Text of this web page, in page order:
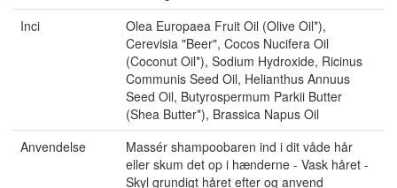
Inci
Olea Europaea Fruit Oil (Olive Oil*),
Cerevisia "Beer", Cocos Nucifera Oil
(Coconut Oil*), Sodium Hydroxide, Ricinus
Communis Seed Oil, Helianthus Annuus
Seed Oil, Butyrospermum Parkii Butter
(Shea Butter*), Brassica Napus Oil
Anvendelse
Massér shampoobaren ind i dit våde hår
eller skum det op i hænderne - Vask håret -
Skyl grundigt håret efter og anvend